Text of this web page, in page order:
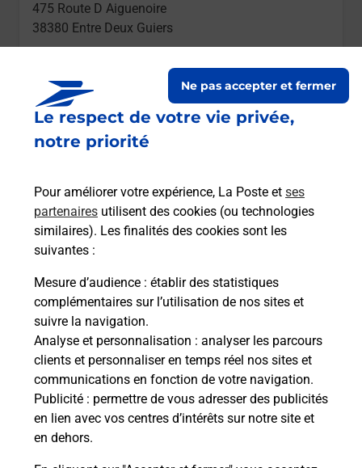
Le respect de votre vie privée,
notre priorité
Pour améliorer votre expérience, La Poste et ses
partenaires utilisent des cookies (ou technologies
similaires). Les finalités des cookies sont les
suivantes :
Mesure d’audience : établir des statistiques
complémentaires sur l’utilisation de nos sites et
suivre la navigation.
Analyse et personnalisation : analyser les parcours
clients et personnaliser en temps réel nos sites et
communications en fonction de votre navigation.
Publicité : permettre de vous adresser des publicités
en lien avec vos centres d’intérêts sur notre site et
en dehors.
Ne pas accepter et fermer
475 Route D Aiguenoire
38380 Entre Deux Guiers
Boîte aux lettres La Poste
95 Place Centrale
38380 Entre Deux Guiers
Le lien s'ouvre dans un nouvel onglet
Boîte aux Lettres La Poste
Prochaine collecte du courrierlundià 08h30
Place Du 11 Novembre 1918
38380 Entre Deux Guiers
Le lien s'ouvre dans un nouvel onglet